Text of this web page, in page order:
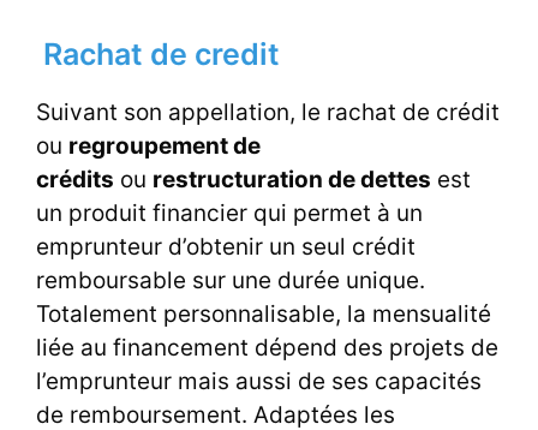
Rachat de credit
Suivant son appellation, le rachat de crédit
ou regroupement de
crédits ou restructuration de dettes est
un produit financier qui permet à un
emprunteur d’obtenir un seul crédit
remboursable sur une durée unique.
Totalement personnalisable, la mensualité
liée au financement dépend des projets de
l’emprunteur mais aussi de ses capacités
de remboursement. Adaptées les